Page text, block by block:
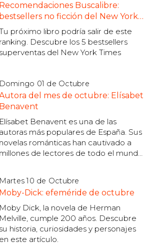
Buscalibre:
bestsellers no ficción del New York
próximo libro podría salir de este
ranking. Descubre los 5 bestsellers
superventas del New York Times
Domingo 01 de Octubre
del mes de octubre: Elísabet
Benavent
Benavent es una de las
autoras más populares de España. Sus
novelas románticas han cautivado a
millones de lectores de todo el mundo.
de sus mejores obras.
Martes 10 de Octubre
Dick: efeméride de octubre
Moby Dick, la novela de Herman
Melville, cumple 200 años. Descubre
su historia, curiosidades y personajes
en este artículo.